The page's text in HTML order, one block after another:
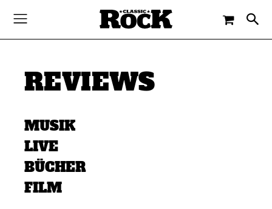
REVIEWS
MUSIK
LIVE
BÜCHER
FILM